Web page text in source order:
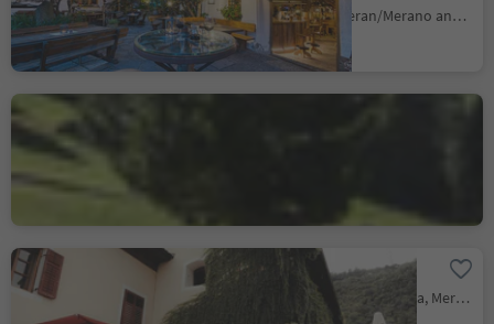
Lana/Lana, Lana, Meran/Merano and environs
Cantina Brandis
Lana di Sotto/Niederlana, Lana, Meran/Merano and environs